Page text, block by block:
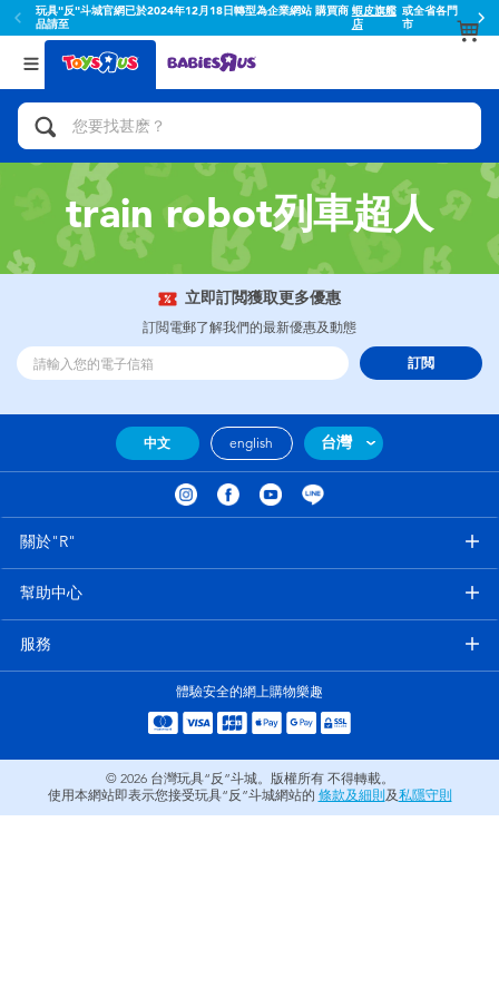
玩具"反"斗城官網已於2024年12月18日轉型為企業網站 購買商
品請至
蝦皮旗艦
店
或全省各門
市
返回
分類目錄
人氣英雄,角色扮演,射擊玩具
腳踏車,滑板車,騎乘車
拼砌組合及樂高LEGO
玩具車,貨車,火車及遙控系列
手工藝,文具,蠟筆,泥膠,畫板
娃娃, 芭比,收藏公仔
遊戲及拼圖系列
戶外及運動用品
派對用品
返回
品牌
Toy Story玩具總動員
Super Mario超級瑪利歐
52TOYS
Miniso名創優品
playpop
Barbie芭比
NERF熱火
train robot列車超人
立即訂閲獲取更多優惠
訂閲電郵了解我們的最新優惠及動態
訂閲
中文 english 台灣
關於"R"
幫助中心
服務
體驗安全的網上購物樂趣
© 2026 台灣玩具“反”斗城。版權所有 不得轉載。
使用本網站即表示您接受玩具“反”斗城網站的 條款及細則 及私隱守則